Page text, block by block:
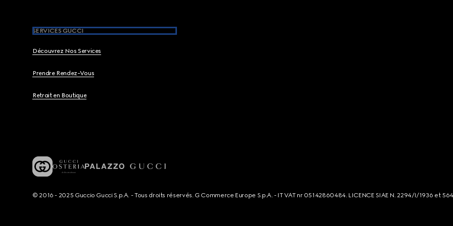
SERVICES GUCCI
Découvrez Nos Services
Prendre Rendez-Vous
Retrait en Boutique
© 2016 - 2025 Guccio Gucci S.p.A. - Tous droits réservés. G Commerce Europe S.p.A. - IT VAT nr 05142860484. LICENCE SIAE N. 2294/I/1936 et